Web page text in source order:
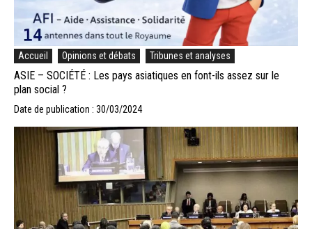
Accueil Opinions et débats Tribunes et analyses
ASIE – SOCIÉTÉ : Les pays asiatiques en font-ils assez sur le
plan social ?
Date de publication : 30/03/2024